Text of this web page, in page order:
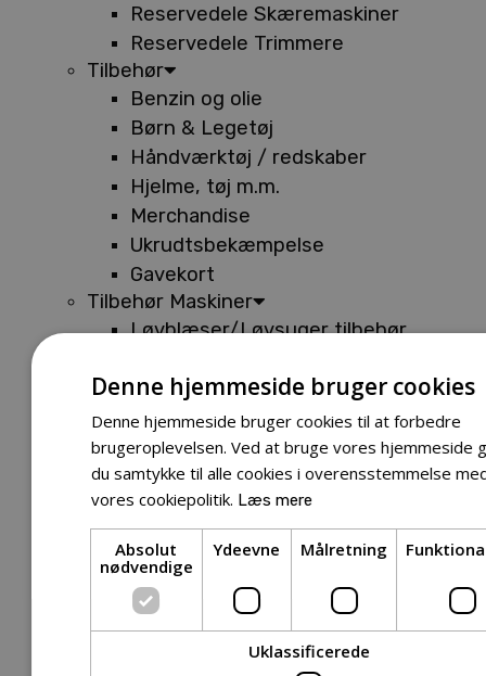
Reservedele Skæremaskiner
Reservedele Trimmere
Tilbehør
Benzin og olie
Børn & Legetøj
Håndværktøj / redskaber
Hjelme, tøj m.m.
Merchandise
Ukrudtsbekæmpelse
Gavekort
Tilbehør Maskiner
Løvblæser/Løvsuger tilbehør
Tilbehør Buskryddere og Trimmere
Tilbehør Entreprenørudstyr
Tilbehør Havetraktor
Tilbehør Hækkeklippere
Tilbehør Motorsav
Tilbehør Kæder
Tilbehør Sværd
Tilbehør Rengøringsmaskiner
Tilbehør Robotplæneklipper
Denne hjemmeside bruger cookies
Denne hjemmeside bruger cookies til at forbedre
brugeroplevelsen. Ved at bruge vores hjemmeside
du samtykke til alle cookies i overensstemmelse
vores cookiepolitik. Læs mere
Absolut
nødvendige
Ydeevne Målretning
Uklassificerede